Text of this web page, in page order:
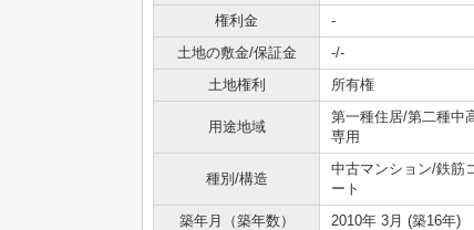
権利金
-
土地の敷金/保証金
-/-
土地権利
所有権
用途地域
第一種住居/第二種中
専用
種別/構造
中古マンション/鉄筋
ート
築年月（築年数）
2010年 3月 (築16年)